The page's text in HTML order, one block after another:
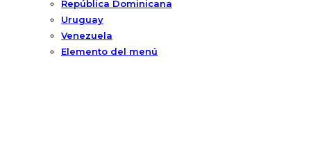
República Dominicana
Uruguay
Venezuela
Elemento del menú